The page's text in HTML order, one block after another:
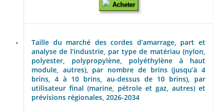
Acheter
Taille du marché des cordes d’amarrage, part et
analyse de l’industrie, par type de matériau (nylon,
polyester, polypropylène, polyéthylène à haut
module, autres), par nombre de brins (jusqu’à 4
brins, 4 à 10 brins, au-dessus de 10 brins), par
utilisateur final (marine, pétrole et gaz, autres) et
prévisions régionales, 2026-2034